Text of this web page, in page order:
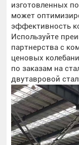
изготовленных
может
эффективность
Используйте
партнерства с
ценовых
по заказам на
двутавровой